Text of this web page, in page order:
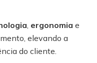
, ergonomia e
elevando a
do cliente.